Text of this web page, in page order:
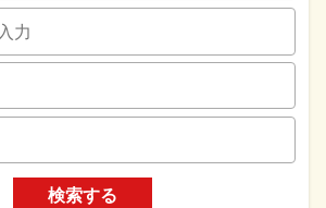
検索する